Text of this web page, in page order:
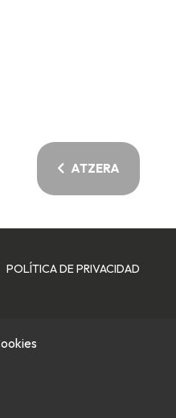
ATZERA
POLÍTICA DE PRIVACIDAD